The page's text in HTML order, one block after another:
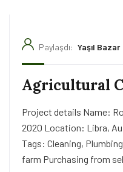
Paylaşdı: Yaşıl Bazar
Agricultural
Project details Name:
2020 Location: Libra,
Tags: Cleaning,
farm Purchasing from